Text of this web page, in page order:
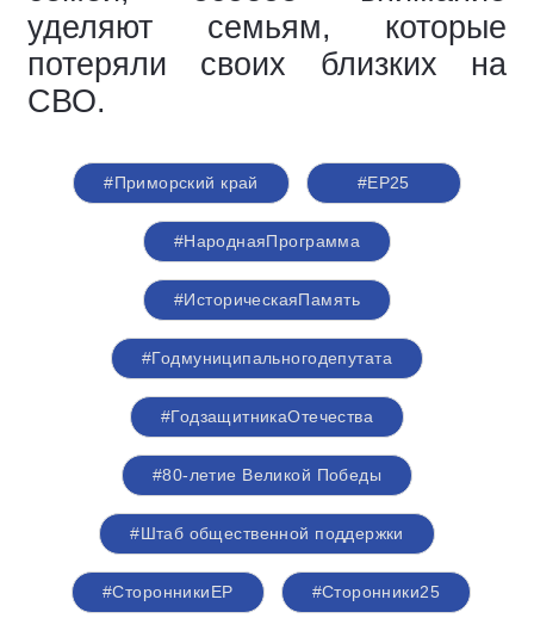
уделяют семьям, которые
потеряли своих близких на
СВО.
#Приморский край #ЕР25
#НароднаяПрограмма
#ИсторическаяПамять
#Годмуниципальногодепутата
#ГодзащитникаОтечества
#80-летие Великой Победы
#Штаб общественной поддержки
#СторонникиЕР #Сторонники25